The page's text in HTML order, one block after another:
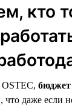
кто
бюджет
даже если